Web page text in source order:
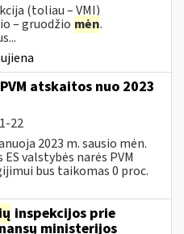
(toliau – VMI)
– gruodžio mėn.
atskaitos nuo 2023
22
2023 m. sausio mėn.
valstybės narės PVM
bus taikomas 0 proc.
inspekcijos prie
ministerijos